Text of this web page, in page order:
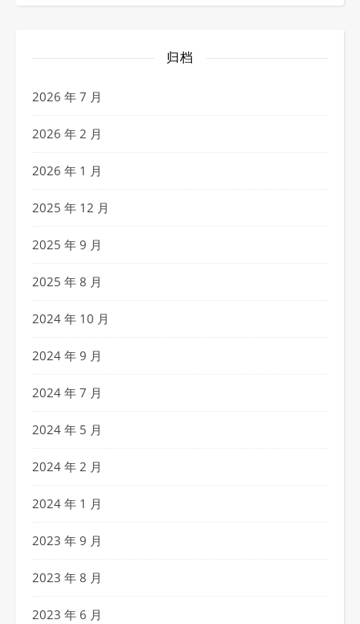
归档
2026 年 7 月
2026 年 2 月
2026 年 1 月
2025 年 12 月
2025 年 9 月
2025 年 8 月
2024 年 10 月
2024 年 9 月
2024 年 7 月
2024 年 5 月
2024 年 2 月
2024 年 1 月
2023 年 9 月
2023 年 8 月
2023 年 6 月